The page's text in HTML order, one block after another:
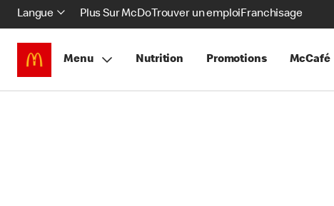
Langue Plus Sur McDoTrouver un emploiFranchisage
Menu Nutrition Promotions McCafé